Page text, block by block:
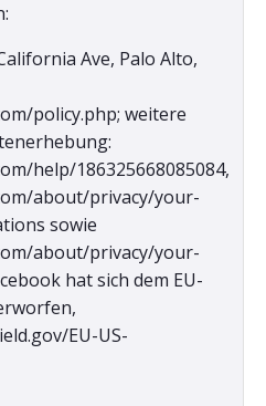
Ave, Palo Alto,
policy.php; weitere
help/186325668085084,
about/privacy/your-
sowie
about/privacy/your-
hat sich dem EU-
EU-US-